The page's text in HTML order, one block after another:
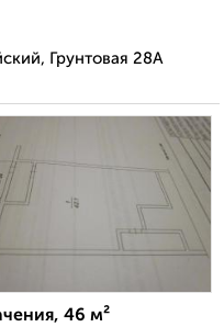
Грунтовая 28А
46 м²